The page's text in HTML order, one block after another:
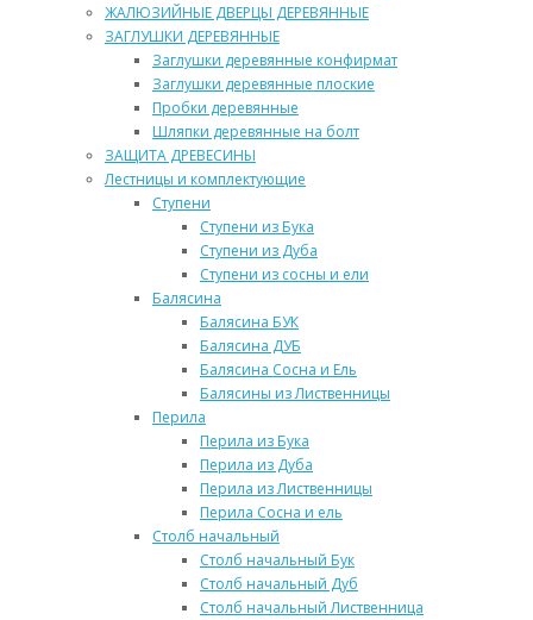
ЖАЛЮЗИЙНЫЕ ДВЕРЦЫ ДЕРЕВЯННЫЕ
ЗАГЛУШКИ ДЕРЕВЯННЫЕ
Заглушки деревянные конфирмат
Заглушки деревянные плоские
Пробки деревянные
Шляпки деревянные на болт
ЗАЩИТА ДРЕВЕСИНЫ
Лестницы и комплектующие
Ступени
Ступени из Бука
Ступени из Дуба
Ступени из сосны и ели
Балясина
Балясина БУК
Балясина ДУБ
Балясина Сосна и Ель
Балясины из Лиственницы
Перила
Перила из Бука
Перила из Дуба
Перила из Лиственницы
Перила Сосна и ель
Столб начальный
Столб начальный Бук
Столб начальный Дуб
Столб начальный Лиственница